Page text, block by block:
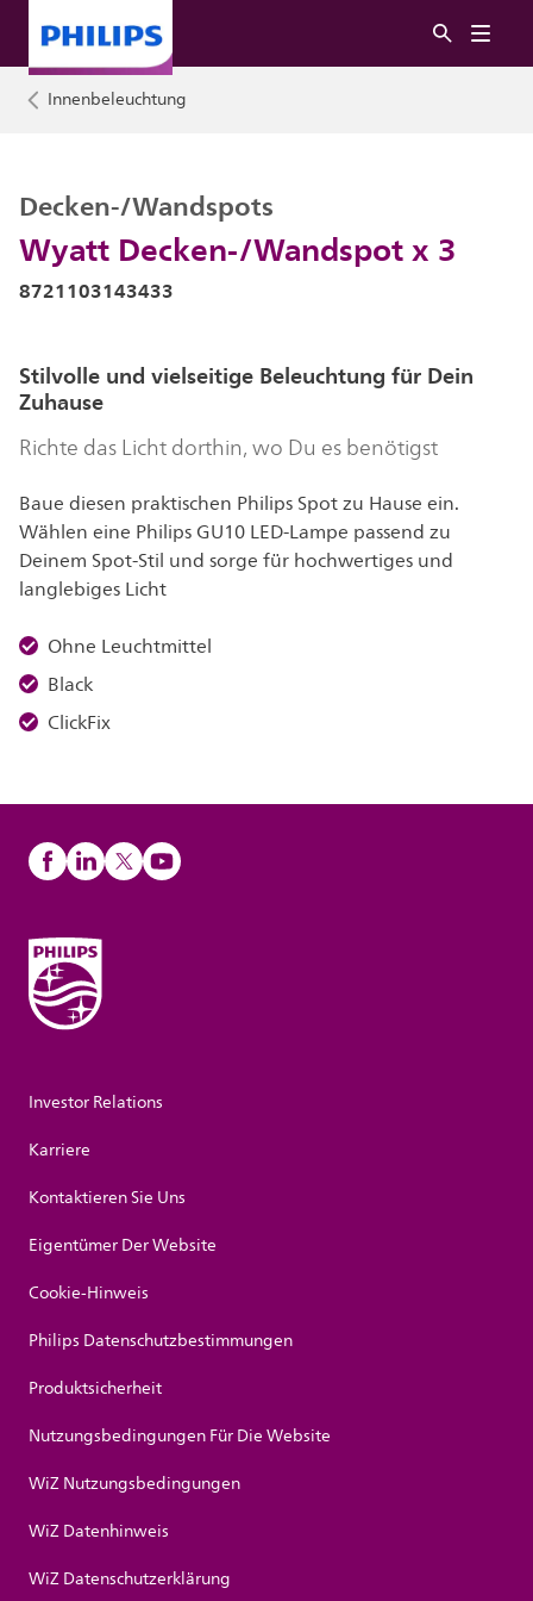
Innenbeleuchtung
Wyatt Decken-/Wandspot x 3
Decken-/Wandspots
8721103143433
Stilvolle und vielseitige Beleuchtung für Dein
Zuhause
Richte das Licht dorthin, wo Du es benötigst
Baue diesen praktischen Philips Spot zu Hause ein.
Wählen eine Philips GU10 LED-Lampe passend zu
Deinem Spot-Stil und sorge für hochwertiges und
langlebiges Licht
Ohne Leuchtmittel
Black
ClickFix
Investor Relations
Karriere
Kontaktieren Sie Uns
Eigentümer Der Website
Cookie-Hinweis
Philips Datenschutzbestimmungen
Produktsicherheit
Nutzungsbedingungen Für Die Website
WiZ Nutzungsbedingungen
WiZ Datenhinweis
WiZ Datenschutzerklärung